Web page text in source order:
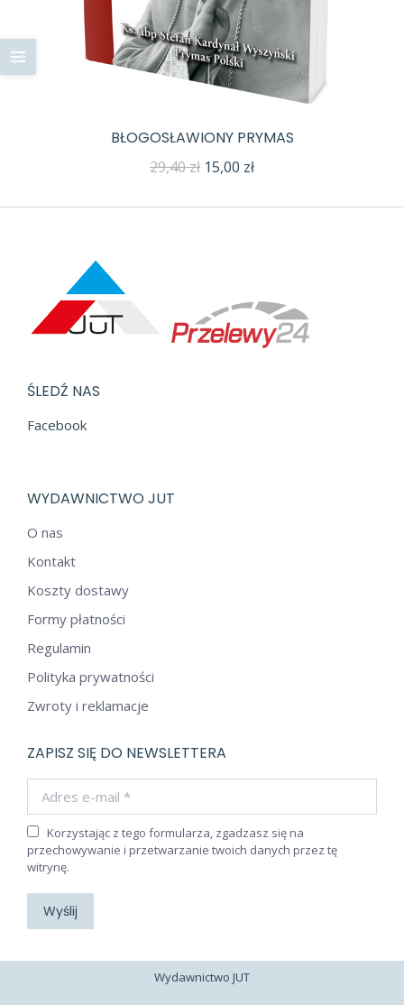
BŁOGOSŁAWIONY PRYMAS
29,40zł Pierwotna
15,00 złAktualna
ŚLEDŹ NAS
Facebook
WYDAWNICTWO JUT
O nas
Kontakt
Koszty dostawy
Formy płatności
Regulamin
Polityka prywatności
Zwroty i reklamacje
ZAPISZ SIĘ DO NEWSLETTERA
Korzystając z tego formularza, zgadzasz się na
przechowywanie i przetwarzanie twoich danych przez tę
witrynę.
Wyślij
Wydawnictwo JUT